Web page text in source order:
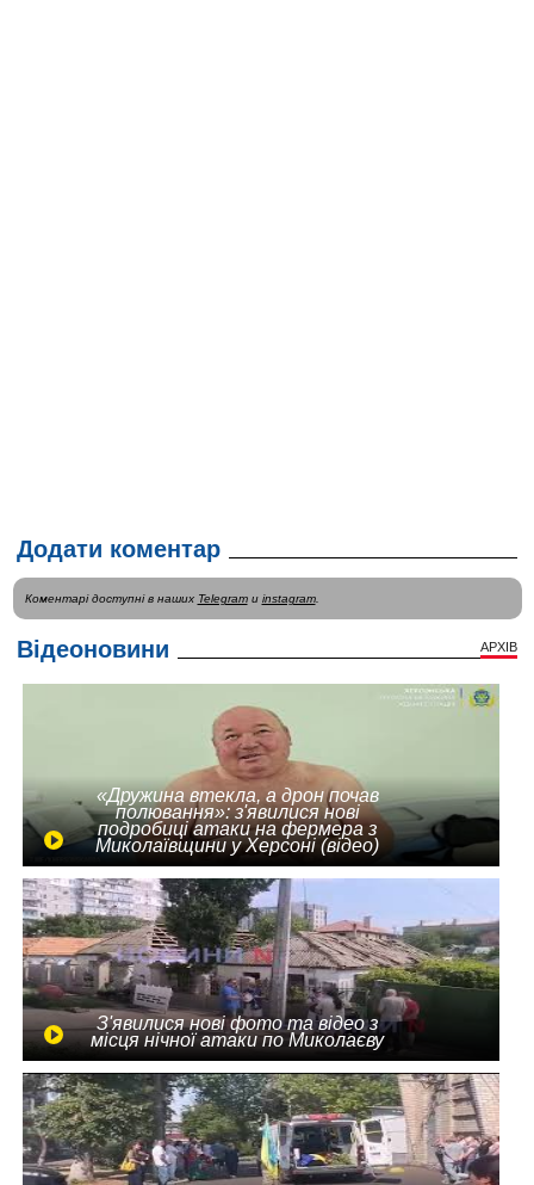
Додати коментар
Коментарі доступні в наших Telegramи instagram.
Відеоновини АРХІВ
«Дружина втекла, а дрон почав
полювання»: з'явилися нові
подробиці атаки на фермера з
Миколаївщини у Херсоні (відео)
З'явилися нові фото та відео з
місця нічної атаки по Миколаєву